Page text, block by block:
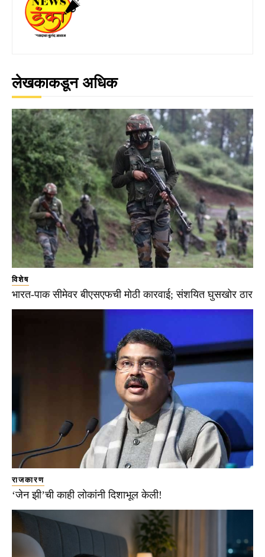
लेखकाकडून अधिक
विशेष
भारत-पाक सीमेवर बीएसएफची मोठी कारवाई; संशयित घुसखोर ठार
राजकारण
‘जेन झी’ची काही लोकांनी दिशाभूल केली!